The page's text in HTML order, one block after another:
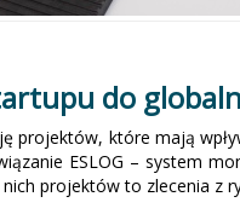
do
projektów, które mają
ESLOG – system
projektów to zlecenia z